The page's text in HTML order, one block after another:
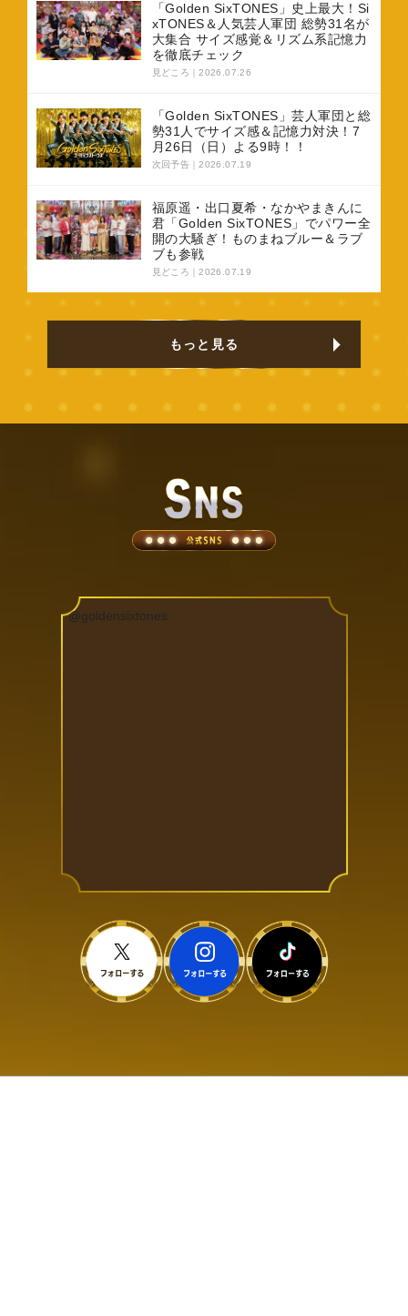
「Golden SixTONES」史上最大！Si
xTONES＆人気芸人軍団 総勢31名が
大集合 サイズ感覚＆リズム系記憶力
を徹底チェック
見どころ 2026.07.26
「Golden SixTONES」芸人軍団と総
勢31人でサイズ感＆記憶力対決！7
月26日（日）よる9時！！
次回予告 2026.07.19
福原遥・出口夏希・なかやまきんに
君「Golden SixTONES」でパワー全
開の大騒ぎ！ものまねブルー＆ラブ
ブも参戦
見どころ 2026.07.19
もっと見る
@goldensixtones